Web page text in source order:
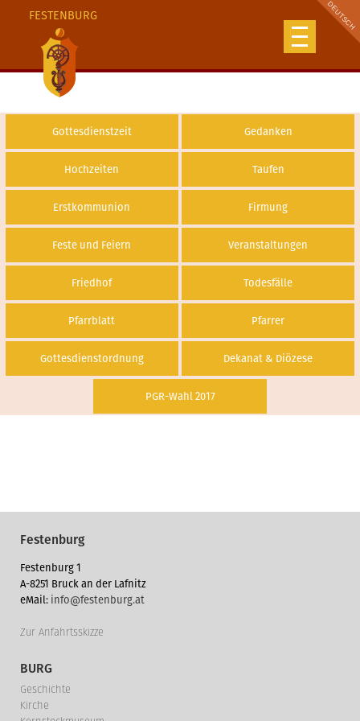
FESTENBURG
Gottesdienstzeit Gedanken
Hochzeiten Taufen
Erstkommunion Firmung
Feste und Feiern Veranstaltungen
Friedhof Todesfälle
Pfarrblatt Pfarrer
Gottesdienstordnung Dekanat & Diözese
PGR-Wahl 2017
Festenburg
Festenburg 1
A-8251 Bruck an der Lafnitz
eMail: info@festenburg.at
Zur Anfahrtsskizze
BURG
Geschichte
Kirche